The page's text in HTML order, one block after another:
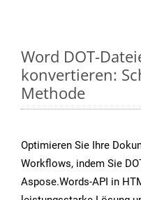
Word DOT-
konvertieren:
Methode
Optimieren Sie Ihre
Workflows, indem Sie
Aspose.Words-API in